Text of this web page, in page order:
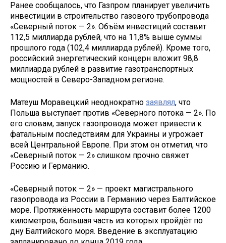
Ранее сообщалось, что Газпром планирует увеличить
инвестиции в строительство газового трубопровода
«Северный поток — 2». Объём инвестиций составит
112,5 миллиарда рублей, что на 11,8% выше суммы
прошлого года (102,4 миллиарда рублей). Кроме того,
российский энергетический концерн вложит 98,8
миллиарда рублей в развитие газотранспортных
мощностей в Северо-Западном регионе.
Матеуш Моравецкий неоднократно заявлял, что
Польша выступает против «Северного потока — 2». По
его словам, запуск газопровода может привести к
фатальным последствиям для Украины и угрожает
всей Центральной Европе. При этом он отметил, что
«Северный поток — 2» слишком прочно свяжет
Россию и Германию.
«Северный поток — 2» — проект магистрального
газопровода из России в Германию через Балтийское
море. Протяжённость маршрута составит более 1200
километров, большая часть из которых пройдёт по
дну Балтийского моря. Введение в эксплуатацию